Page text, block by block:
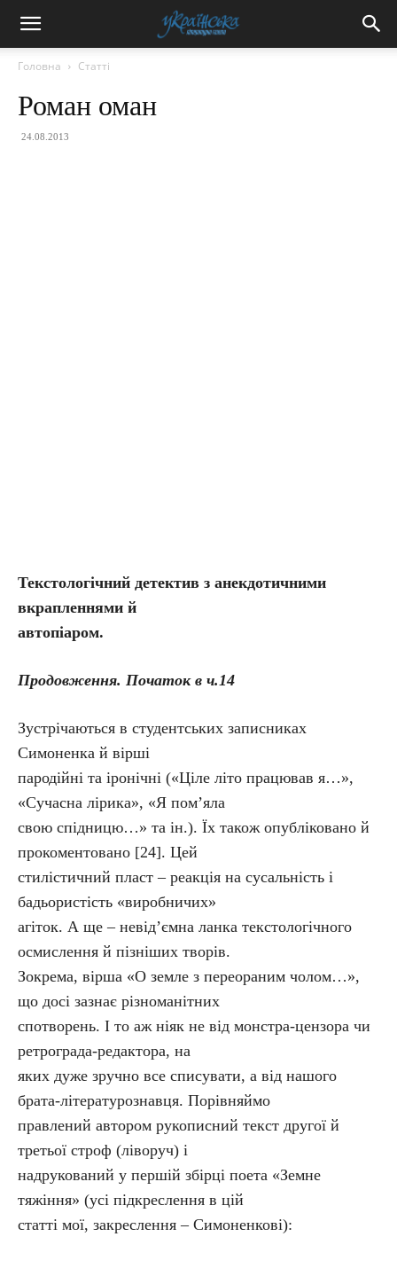
Головна Статті
Роман оман
24.08.2013
Текстологічний детектив з анекдотичними
вкрапленнями й
автопіаром.
Продовження. Початок в ч.14
Зустрічаються в студентських записниках
Симоненка й вірші
пародійні та іронічні («Ціле літо працював я…»,
«Сучасна лірика», «Я пом’яла
свою спідницю…» та ін.). Їх також опубліковано й
прокоментовано [24]. Цей
стилістичний пласт – реакція на сусальність і
бадьористість «виробничих»
агіток. А ще – невід’ємна ланка текстологічного
осмислення й пізніших творів.
Зокрема, вірша «О земле з переораним чолом…»,
що досі зазнає різноманітних
спотворень. І то аж ніяк не від монстра-цензора чи
ретрограда-редактора, на
яких дуже зручно все списувати, а від нашого
брата-літературознавця. Порівняймо
правлений автором рукописний текст другої й
третьої строф (ліворуч) і
надрукований у першій збірці поета «Земне
тяжіння» (усі підкреслення в цій
статті мої, закреслення – Симоненкові):